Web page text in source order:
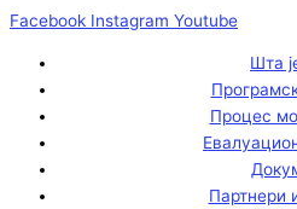
Facebook Instagram Youtube
Шта
Процес
Партнери